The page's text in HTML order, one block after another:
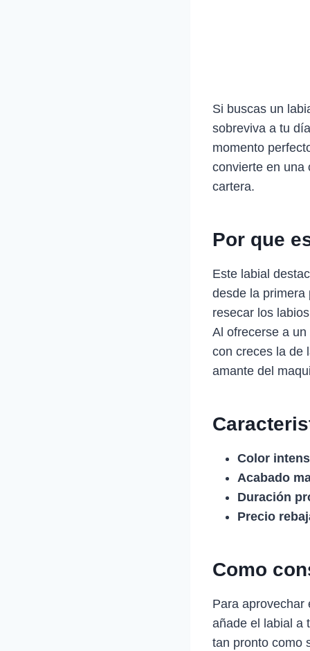
Si buscas un
sobreviva a tu
momento
convierte en una
cartera.
Por que
Este labial
desde la primera
resecar los
Al ofrecerse a
con creces la de
amante del
Color
Acabado
Duración
Precio
Como
Para aprovechar
añade el labial a
tan pronto como